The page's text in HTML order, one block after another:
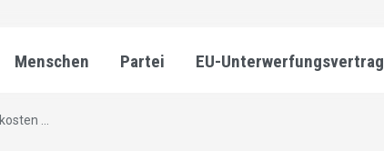
Menschen Partei EU-Unterwerfungsvertrag
...